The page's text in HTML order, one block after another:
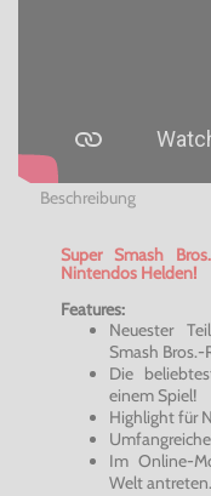
Beschreibung
Super Smash
Nintendos Helden!
Features:
Neuester
Smash Bros.-
Die
einem Spiel!
Highlight für
Im Online-
Welt antreten.